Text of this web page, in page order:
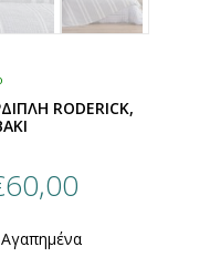
RODERICK,
60,00τρέχουσα
είναι: